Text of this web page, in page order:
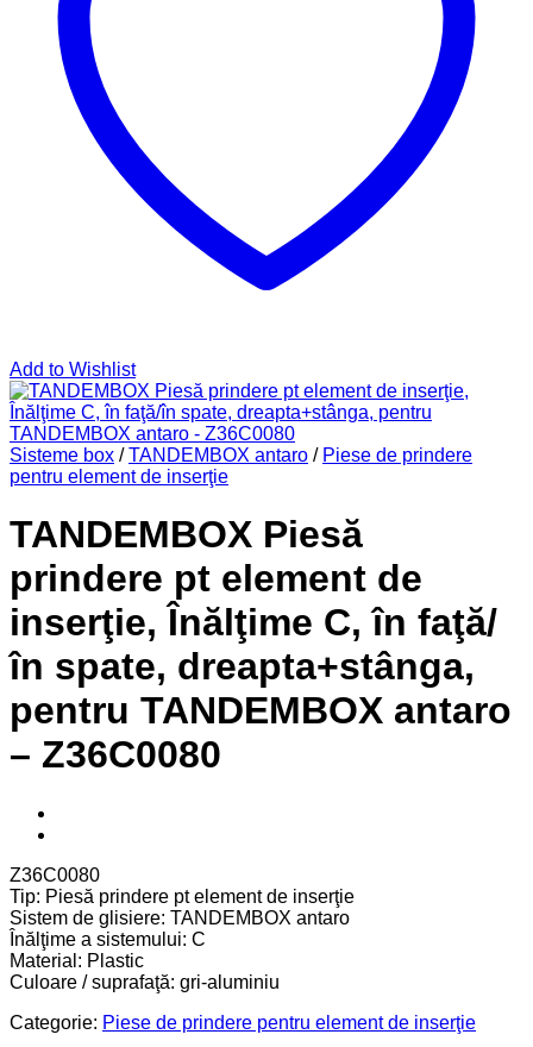
Add to Wishlist
Sisteme box / TANDEMBOX antaro / Piese de prindere
pentru element de inserţie
TANDEMBOX Piesă
prindere pt element de
inserţie, Înălţime C, în faţă/
în spate, dreapta+stânga,
pentru TANDEMBOX antaro
– Z36C0080
Z36C0080
Tip: Piesă prindere pt element de inserţie
Sistem de glisiere: TANDEMBOX antaro
Înălţime a sistemului: C
Material: Plastic
Culoare / suprafaţă: gri-aluminiu
Categorie: Piese de prindere pentru element de inserţie